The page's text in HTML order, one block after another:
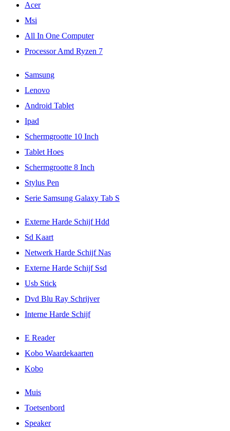
Acer
Msi
All In One Computer
Processor Amd Ryzen 7
Samsung
Lenovo
Android Tablet
Ipad
Schermgrootte 10 Inch
Tablet Hoes
Schermgrootte 8 Inch
Stylus Pen
Serie Samsung Galaxy Tab S
Externe Harde Schijf Hdd
Sd Kaart
Netwerk Harde Schijf Nas
Externe Harde Schijf Ssd
Usb Stick
Dvd Blu Ray Schrijver
Interne Harde Schijf
E Reader
Kobo Waardekaarten
Kobo
Muis
Toetsenbord
Speaker